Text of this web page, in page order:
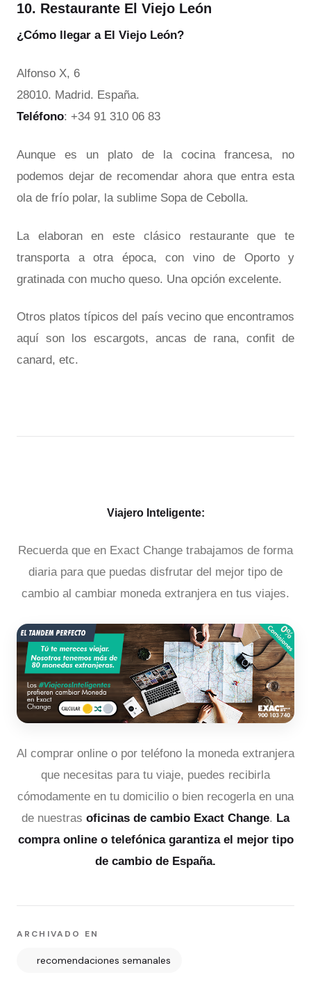
10. Restaurante El Viejo León
¿Cómo llegar a El Viejo León?
Alfonso X, 6
28010. Madrid. España.
Teléfono: +34 91 310 06 83
Aunque es un plato de la cocina francesa, no
podemos dejar de recomendar ahora que entra esta
ola de frío polar, la sublime Sopa de Cebolla.
La elaboran en este clásico restaurante que te
transporta a otra época, con vino de Oporto y
gratinada con mucho queso. Una opción excelente.
Otros platos típicos del país vecino que encontramos
aquí son los escargots, ancas de rana, confit de
canard, etc.
Viajero Inteligente:
Recuerda que en Exact Change trabajamos de forma
diaria para que puedas disfrutar del mejor tipo de
cambio al cambiar moneda extranjera en tus viajes.
Al comprar online o por teléfono la moneda extranjera
que necesitas para tu viaje, puedes recibirla
cómodamente en tu domicilio o bien recogerla en una
de nuestras oficinas de cambio Exact Change. La
compra online o telefónica garantiza el mejor tipo
de cambio de España.
ARCHIVADO EN
recomendaciones semanales